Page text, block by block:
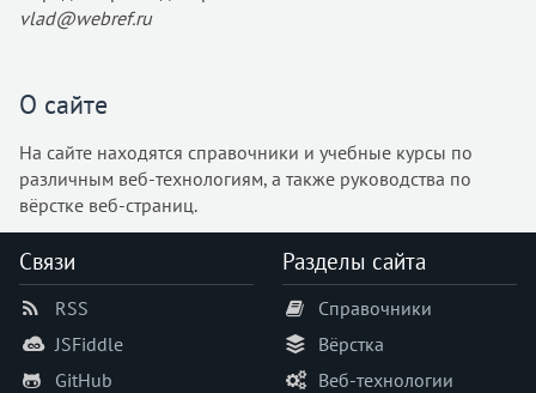
vlad@webref.ru
О сайте
На сайте находятся справочники и учебные курсы по
различным веб-технологиям, а также руководства по
вёрстке веб-страниц.
Связи
RSS
JSFiddle
GitHub
Разделы сайта
Справочники
Вёрстка
Веб-технологии